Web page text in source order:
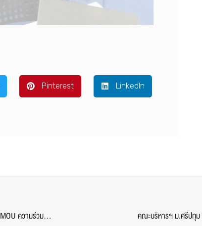
Pinterest LinkedIn
คณะนิติศาสตร์ ม.ศรีปทุม ร่วมมือกับสำนักงานคณะกรรมการคุ้มครองผู้บริโภค MOU ความร่วมมือในการดำเนินการคุ้มครองผู้บริโภค
คณะบริหารฯ ม.ศรีปทุม